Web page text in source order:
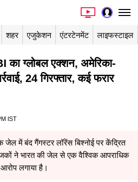
शहर एजुकेशन एंटरटेनमेंट लाइफस्टाइल
का ग्लोबल एक्शन, अमेरिका-
24 गिरफ्तार, कई फरार
IST
जेल में बंद गैंगस्टर लॉरेंस बिश्नोई पर केंद्रित
ने भारत की जेल से एक वैश्विक आपराधिक
लगाया है।